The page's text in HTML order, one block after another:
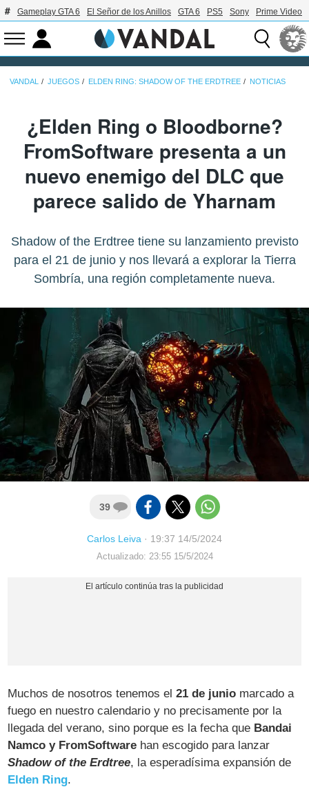
Gameplay GTA 6 El Señor de los Anillos GTA 6 PS5 Sony Prime Video
VANDAL JUEGOS ELDEN RING: SHADOW OF THE ERDTREE NOTICIAS
¿Elden Ring o Bloodborne?
FromSoftware presenta a un
nuevo enemigo del DLC que
parece salido de Yharnam
Shadow of the Erdtree tiene su lanzamiento previsto
para el 21 de junio y nos llevará a explorar la Tierra
Sombría, una región completamente nueva.
39
Carlos Leiva · 19:37 14/5/2024
Actualizado: 23:55 15/5/2024
Muchos de nosotros tenemos el21 de junio marcado a
fuego en nuestro calendario y no precisamente por la
llegada del verano, sino porque es la fecha que Bandai
Namco y FromSoftware han escogido para lanzar
Shadow of the Erdtree, la esperadísima expansión de
Elden Ring.